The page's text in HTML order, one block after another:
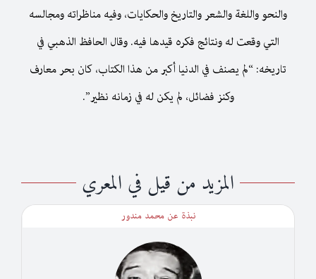
والنحو واللغة والشعر والتاريخ والحكايات، وفيه مناظراته ومجالسه
التي وقعت له ونتائج فكره قيدها فيه. وقال الحافظ الذهبي في
تاريخه: “لم يصنف في الدنيا أكبر من هذا الكتاب، كان بحر معارف
وكنز فضائل، لم يكن له في زمانه نظير”.
المزيد من قيل في المعري
نبذة عن محمد مندور